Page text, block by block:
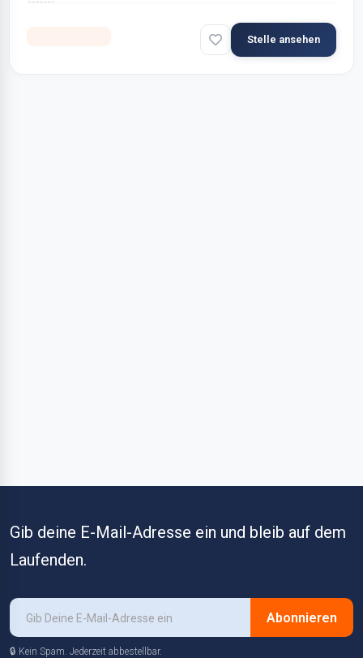
Stelle ansehen
Gib deine E-Mail-Adresse ein und bleib auf dem
Laufenden.
Abonnieren
🔒 Kein Spam. Jederzeit abbestellbar.